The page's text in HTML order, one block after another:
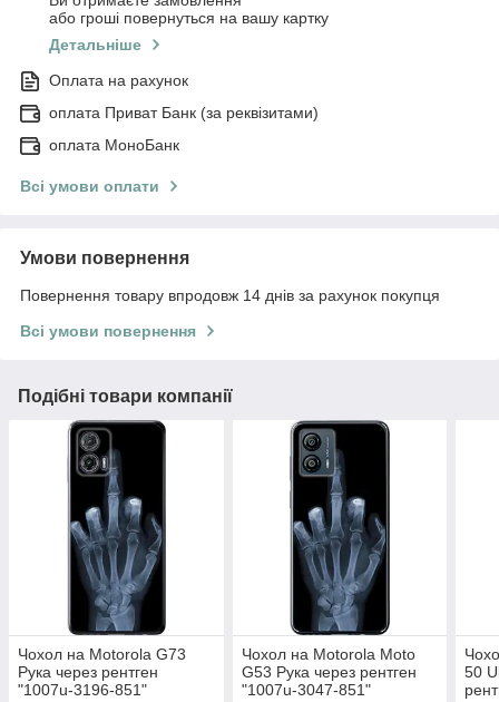
або гроші повернуться на вашу картку
Детальніше
Оплата на рахунок
оплата Приват Банк (за реквізитами)
оплата МоноБанк
Всі умови оплати
Умови повернення
Повернення товару впродовж 14 днів за рахунок покупця
Всі умови повернення
Подібні товари компанії
Чохол на Motorola G73
Рука через рентген
"1007u-3196-851"
Чохол на Motorola Moto
G53 Рука через рентген
"1007u-3047-851"
50